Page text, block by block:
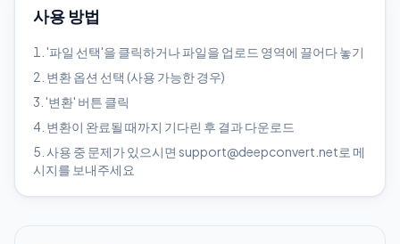
사용 방법
'파일 선택'을 클릭하거나 파일을 업로드 영역에 끌어다 놓기
변환 옵션 선택 (사용 가능한 경우)
'변환' 버튼 클릭
변환이 완료될 때까지 기다린 후 결과 다운로드
사용 중 문제가 있으시면 support@deepconvert.net로 메
시지를 보내주세요